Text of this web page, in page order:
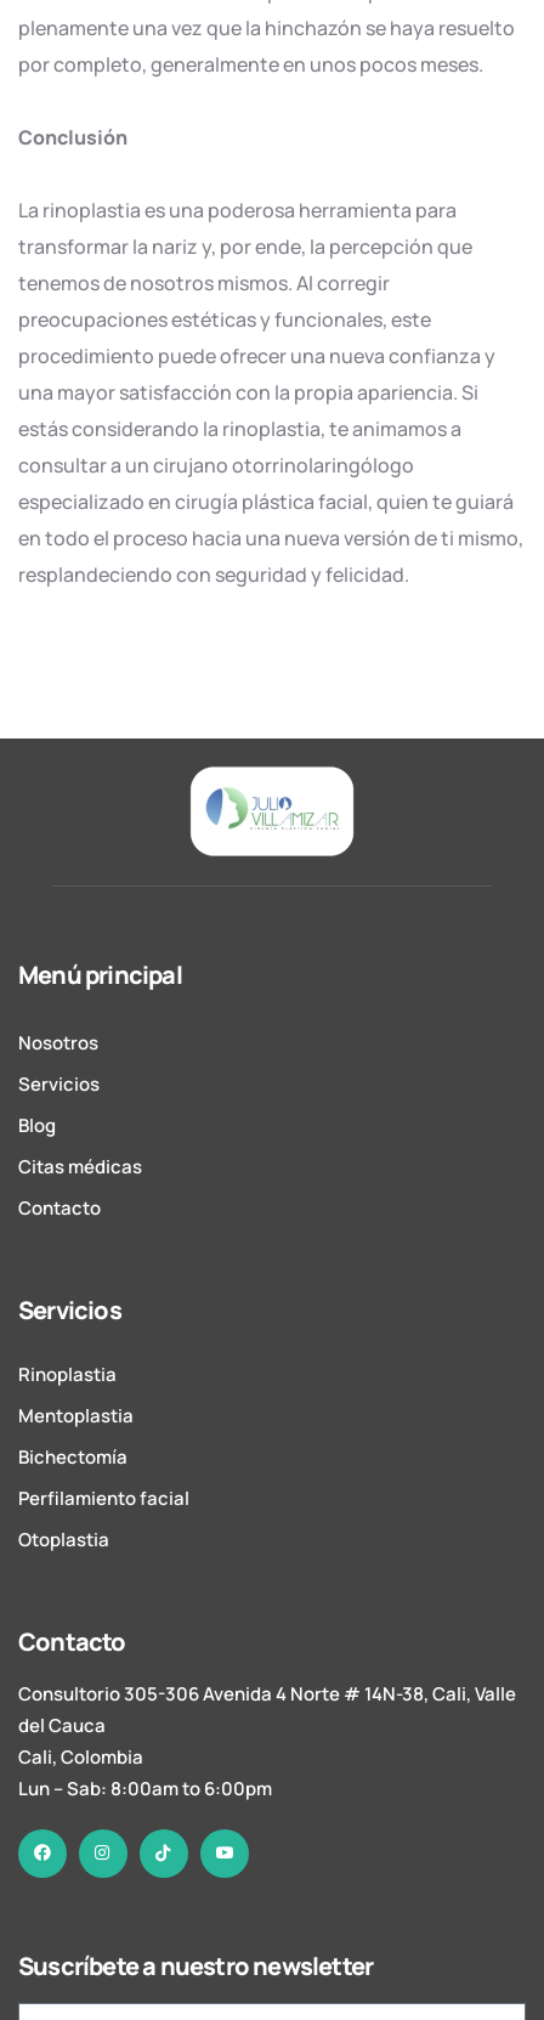
plenamente una vez que la hinchazón se haya resuelto
por completo, generalmente en unos pocos meses.
Conclusión
La rinoplastia es una poderosa herramienta para
transformar la nariz y, por ende, la percepción que
tenemos de nosotros mismos. Al corregir
preocupaciones estéticas y funcionales, este
procedimiento puede ofrecer una nueva confianza y
una mayor satisfacción con la propia apariencia. Si
estás considerando la rinoplastia, te animamos a
consultar a un cirujano otorrinolaringólogo
especializado en cirugía plástica facial, quien te guiará
en todo el proceso hacia una nueva versión de ti mismo,
resplandeciendo con seguridad y felicidad.
Menú principal
Nosotros
Servicios
Blog
Citas médicas
Contacto
Servicios
Rinoplastia
Mentoplastia
Bichectomía
Perfilamiento facial
Otoplastia
Contacto
Consultorio 305-306 Avenida 4 Norte # 14N-38, Cali, Valle
del Cauca
Cali, Colombia
Lun – Sab: 8:00am to 6:00pm
Suscríbete a nuestro newsletter